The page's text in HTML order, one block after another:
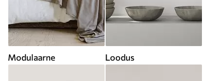
Modulaarne Loodus